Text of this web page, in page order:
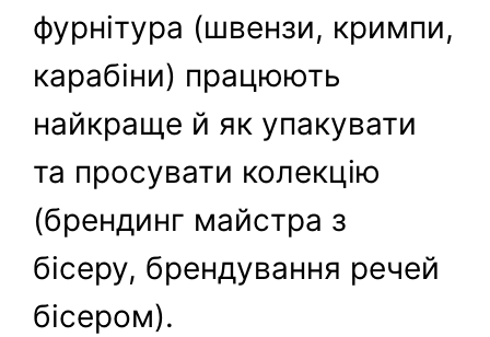
фурнітура (швензи, кримпи,
карабіни) працюють
найкраще й як упакувати
та просувати колекцію
(брендинг майстра з
бісеру, брендування речей
бісером).